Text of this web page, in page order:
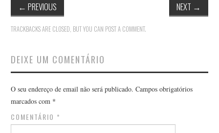
← PREVIOUS NEXT →
TRACKBACKS ARE CLOSED, BUT YOU CAN POST A COMMENT.
DEIXE UM COMENTÁRIO
O seu endereço de email não será publicado. Campos obrigatórios
marcados com *
COMENTÁRIO *